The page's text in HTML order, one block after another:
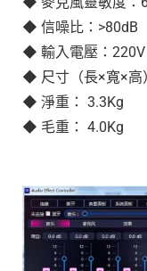
◆ 信噪比：>80dB
◆ 輸入電壓：220V
◆ 尺寸（長×寬×高
◆ 淨重： 3.3Kg
◆ 毛重： 4.0Kg